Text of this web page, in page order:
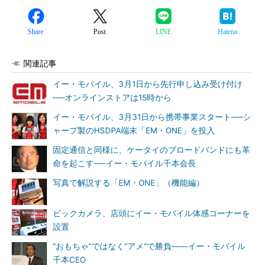
Share Post LINE Hatena
関連記事
イー・モバイル、3月1日から先行申し込み受け付け
──オンラインストアは15時から
イー・モバイル、3月31日から携帯事業スタート──シ
ャープ製のHSDPA端末「EM・ONE」を投入
固定通信と同様に、ケータイのブロードバンドにも革
命を起こす──イー・モバイル千本会長
写真で解説する「EM・ONE」（機能編）
ビックカメラ、店頭にイー・モバイル体感コーナーを
設置
“おもちゃ”ではなく“アメ”で勝負――イー・モバイル
千本CEO